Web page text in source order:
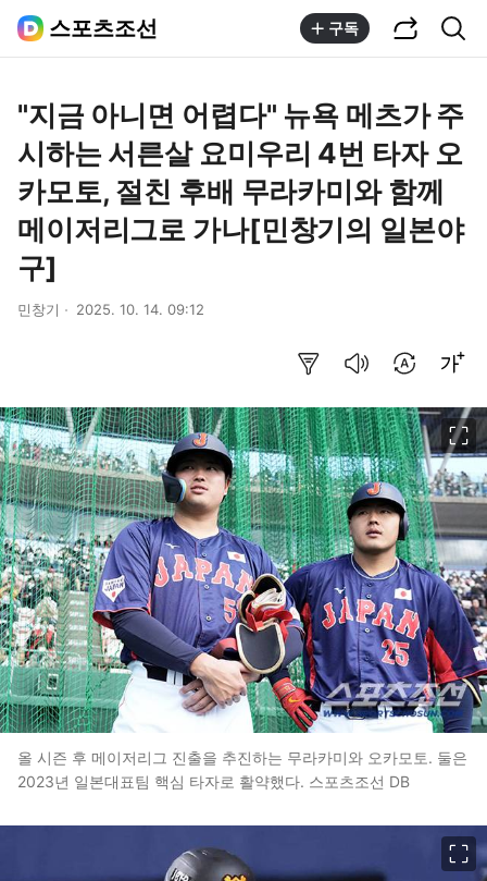
스포츠조선 구독
"지금 아니면 어렵다" 뉴욕 메츠가 주
시하는 서른살 요미우리 4번 타자 오
카모토, 절친 후배 무라카미와 함께
메이저리그로 가나[민창기의 일본야
구]
민창기 2025. 10. 14. 09:12
올 시즌 후 메이저리그 진출을 추진하는 무라카미와 오카모토. 둘은
2023년 일본대표팀 핵심 타자로 활약했다. 스포츠조선 DB